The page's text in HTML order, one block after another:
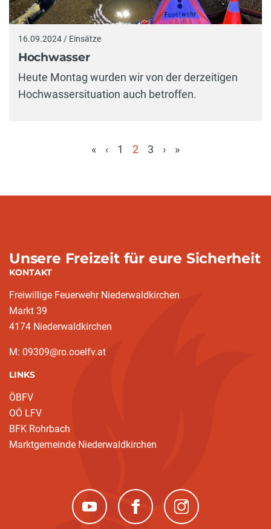
16.09.2024 / Einsätze
Hochwasser
Heute Montag wurden wir von der derzeitigen
Hochwassersituation auch betroffen.
« ‹ 1
2
3 › »
Unsere Freizeit für eure Sicherheit
KONTAKT
Freiwillige Feuerwehr Niederwaldkirchen
Markt 39
4174 Niederwaldkirchen
M: 09309@ro.ooelfv.at
LINKS
ÖBFV
OÖ LFV
BFK Rohrbach
Marktgemeinde Niederwaldkirchen
(neues Fenster)(neues Fenster)(neues Fenster)